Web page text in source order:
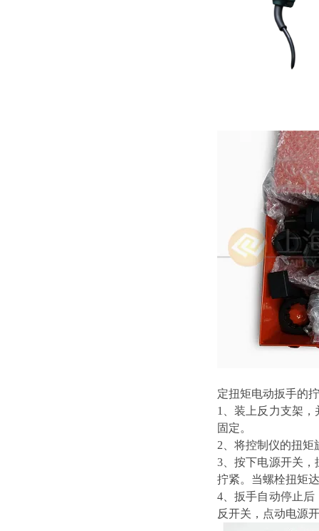
定扭矩电动扳手的
1、装上反力支架
固定。
2、将控制仪的扭
3、按下电源开关
拧紧。当螺栓扭矩
4、扳手自动停止
反开关，点动电源